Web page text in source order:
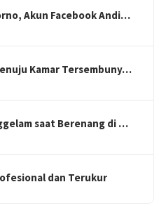
Akun Facebook Andi…
Kamar Tersembuny…
saat Berenang di …
dan Terukur